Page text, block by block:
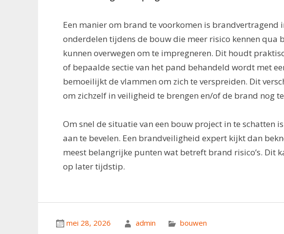
Een manier om brand te voorkomen is brandvertragend
onderdelen tijdens de bouw die meer risico kennen qua
kunnen overwegen om te impregneren. Dit houdt
of bepaalde sectie van het pand behandeld wordt met
bemoeilijkt de vlammen om zich te verspreiden. Dit
om zichzelf in veiligheid te brengen en/of de brand nog
Om snel de situatie van een bouw project in te schatten
aan te bevelen. Een brandveiligheid expert kijkt dan
meest belangrijke punten wat betreft brand risico’s. Dit
op later tijdstip.
mei 28, 2026 admin bouwen